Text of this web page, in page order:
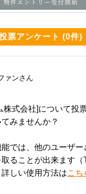
票アンケート (0件)
ァンさん
株式会社]について投
みませんか？
では、他のユーザー
ることが出来ます（
しい使用方法はこち